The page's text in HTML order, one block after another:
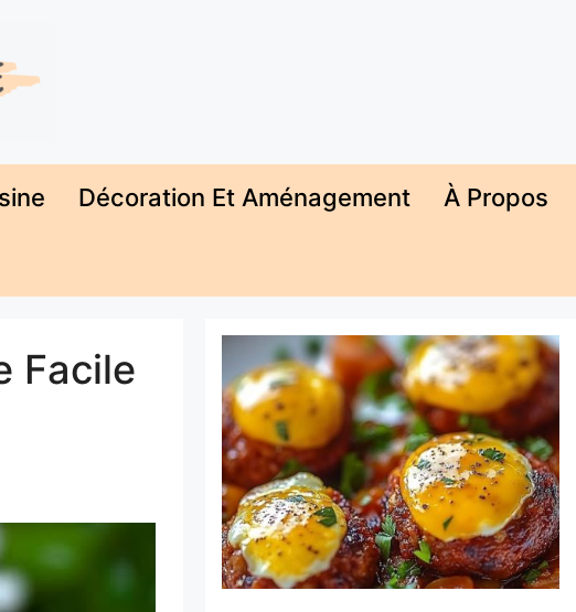
Décoration Et Aménagement À Propos
Facile